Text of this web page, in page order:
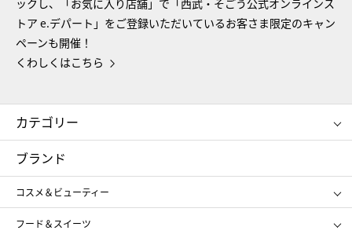
ックし、「お気に入り店舗」で「西武・そごう公式オンラインス
トア e.デパート」をご登録いただいているお客さま限定のキャン
ペーンも開催！
くわしくはこちら
カテゴリー
コスメ＆ビューティー
ギフト
レディース
メンズ
スポーツ・アウトドア
ブランド
コスメ＆ビューティー
SHISEIDO
フード＆スイーツ